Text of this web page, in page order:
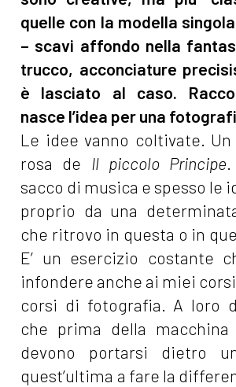
quelle con la modella
– scavi affondo nella
trucco, acconciature
è lasciato al caso.
nasce l’idea per una
Le idee vanno coltivate. Un
rosa de Il piccolo Principe
sacco di musica e spesso le
proprio da una
che ritrovo in questa o in
E’ un esercizio costante
infondere anche ai miei
corsi di fotografia. A loro
che prima della macchina
devono portarsi dietro
quest’ultima a fare la